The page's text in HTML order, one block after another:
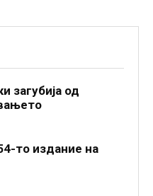
загубија од
то издание на